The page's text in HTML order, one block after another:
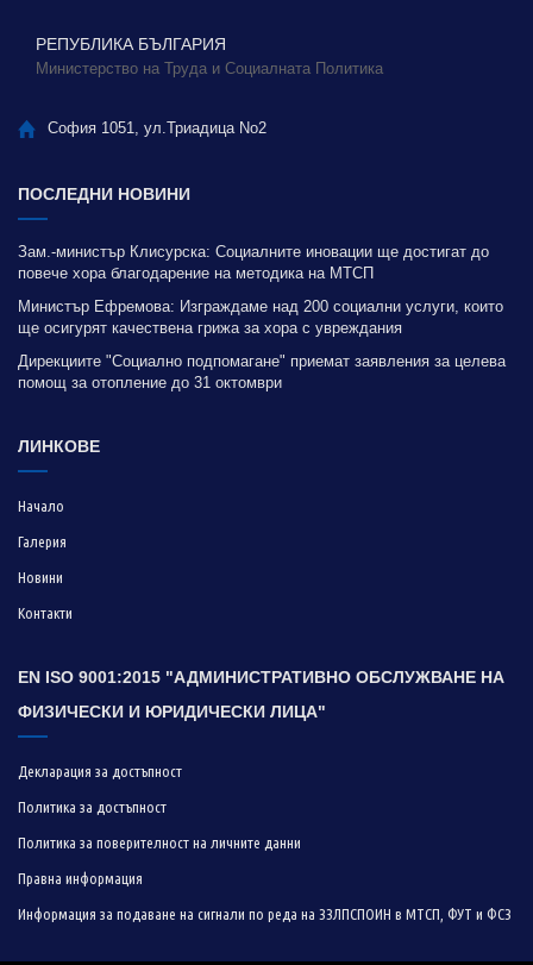
РЕПУБЛИКА БЪЛГАРИЯ
Министерство на Труда и Социалната Политика
София 1051, ул.Триадица No2
ПОСЛЕДНИ НОВИНИ
Зам.-министър Клисурска: Социалните иновации ще достигат до
повече хора благодарение на методика на МТСП
Министър Ефремова: Изграждаме над 200 социални услуги, които
ще осигурят качествена грижа за хора с увреждания
Дирекциите "Социално подпомагане" приемат заявления за целева
помощ за отопление до 31 октомври
ЛИНКОВЕ
Начало
Галерия
Новини
Контакти
EN ISO 9001:2015 "АДМИНИСТРАТИВНО ОБСЛУЖВАНЕ НА
ФИЗИЧЕСКИ И ЮРИДИЧЕСКИ ЛИЦА"
Декларация за достъпност
Политика за достъпност
Политика за поверителност на личните данни
Правна информация
Информация за подаване на сигнали по реда на ЗЗЛПСПОИН в МТСП, ФУТ и ФСЗ